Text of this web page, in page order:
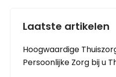
Laatste artikelen
Hoogwaardige
Persoonlijke Zorg bij u